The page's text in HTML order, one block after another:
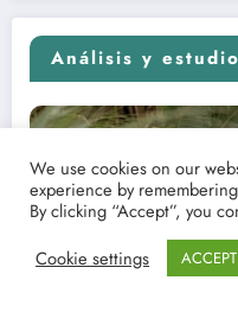
Análisis y
Ensayo. Cocodrilo
We use cookies on our
experience by
By clicking “Accept”, you
Cookie settings
ACCEPT